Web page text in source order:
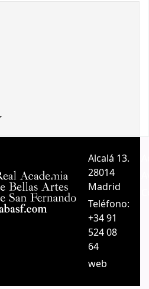
Alcalá 13.
28014
Madrid
Teléfono:
+34 91
524 08
64
web